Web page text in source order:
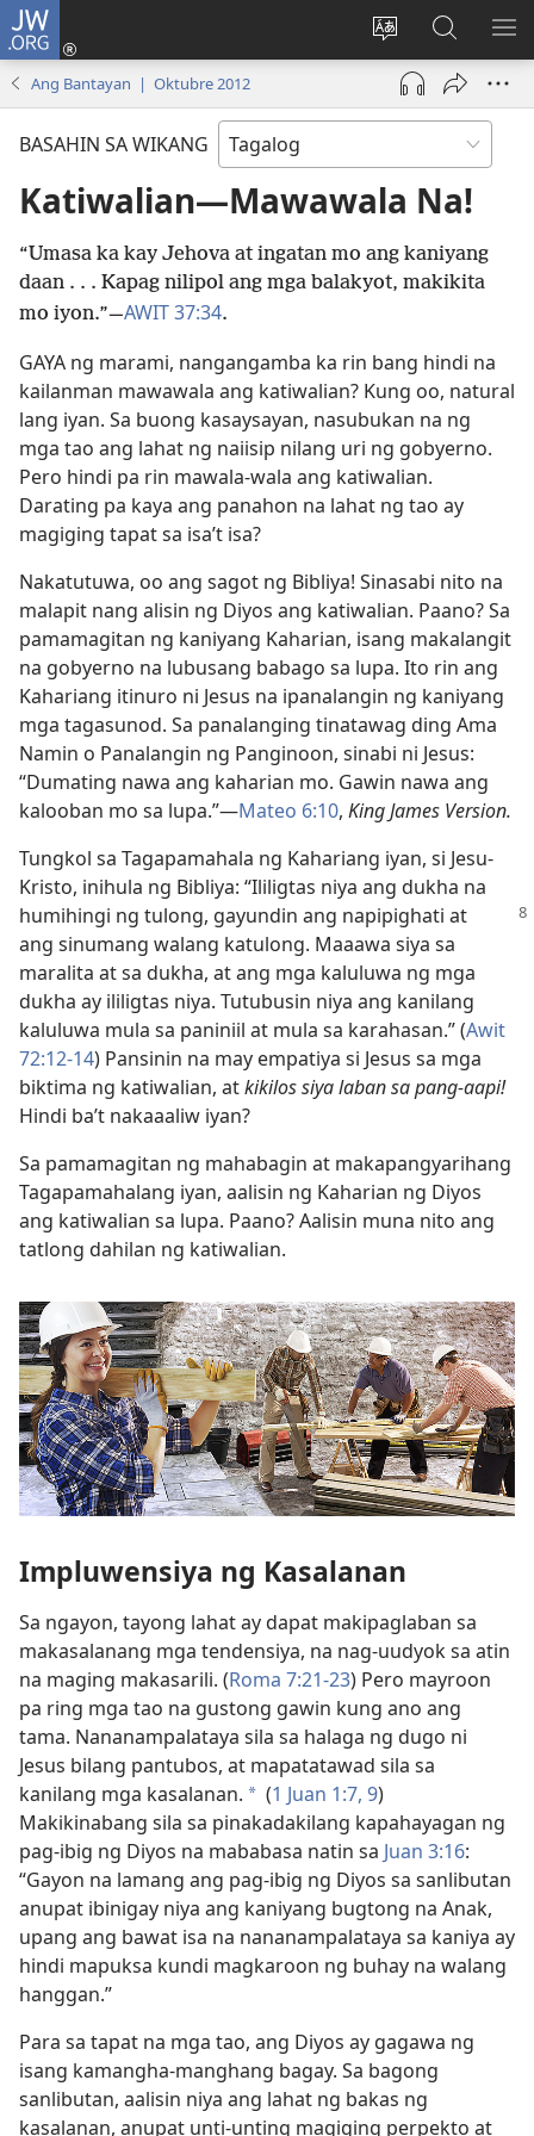
JW.ORG
Baguhin
ang
wika
ng
Mag-
log
bubukas
bagong
window)
sa
JW.ORG
Ang Bantayan | Oktubre 2012
BASAHIN SA WIKANG
Katiwalian—Mawawala Na!
“Umasa ka kay Jehova at ingatan mo ang kaniyang
daan . . . Kapag nilipol ang mga balakyot, makikita
mo iyon.”​—AWIT 37:34.
GAYA ng marami, nangangamba ka rin bang hindi na
kailanman mawawala ang katiwalian? Kung oo, natural
lang iyan. Sa buong kasaysayan, nasubukan na ng
mga tao ang lahat ng naiisip nilang uri ng gobyerno.
Pero hindi pa rin mawala-wala ang katiwalian.
Darating pa kaya ang panahon na lahat ng tao ay
magiging tapat sa isa’t isa?
Nakatutuwa, oo ang sagot ng Bibliya! Sinasabi nito na
malapit nang alisin ng Diyos ang katiwalian. Paano? Sa
pamamagitan ng kaniyang Kaharian, isang makalangit
na gobyerno na lubusang babago sa lupa. Ito rin ang
Kahariang itinuro ni Jesus na ipanalangin ng kaniyang
mga tagasunod. Sa panalanging tinatawag ding Ama
Namin o Panalangin ng Panginoon, sinabi ni Jesus:
“Dumating nawa ang kaharian mo. Gawin nawa ang
kalooban mo sa lupa.”​—Mateo 6:10, KingJames Version.
Tungkol sa Tagapamahala ng Kahariang iyan, si Jesu-
Kristo, inihula ng Bibliya: “Ililigtas niya ang dukha na
humihingi ng tulong, gayundin ang napipighati at
ang sinumang walang katulong. Maaawa siya sa
maralita at sa dukha, at ang mga kaluluwa ng mga
dukha ay ililigtas niya. Tutubusin niya ang kanilang
kaluluwa mula sa paniniil at mula sa karahasan.” (Awit
72:12-14) Pansinin na may empatiya si Jesus sa mga
biktima ng katiwalian, atkikilos siya laban sa pang-aapi!
Hindi ba’t nakaaaliw iyan?
Sa pamamagitan ng mahabagin at makapangyarihang
Tagapamahalang iyan, aalisin ng Kaharian ng Diyos
ang katiwalian sa lupa. Paano? Aalisin muna nito ang
tatlong dahilan ng katiwalian.
Impluwensiya ng Kasalanan
Sa ngayon, tayong lahat ay dapat makipaglaban sa
makasalanang mga tendensiya, na nag-uudyok sa atin
na maging makasarili. (Roma 7:21-23) Pero mayroon
pa ring mga tao na gustong gawin kung ano ang
tama. Nananampalataya sila sa halaga ng dugo ni
Jesus bilang pantubos, at mapatatawad sila sa
kanilang mga kasalanan. * (1 Juan 1:7, 9)
Makikinabang sila sa pinakadakilang kapahayagan ng
pag-ibig ng Diyos na mababasa natin sa Juan 3:16:
“Gayon na lamang ang pag-ibig ng Diyos sa sanlibutan
anupat ibinigay niya ang kaniyang bugtong na Anak,
upang ang bawat isa na nananampalataya sa kaniya ay
hindi mapuksa kundi magkaroon ng buhay na walang
hanggan.”
Para sa tapat na mga tao, ang Diyos ay gagawa ng
isang kamangha-manghang bagay. Sa bagong
sanlibutan, aalisin niya ang lahat ng bakas ng
kasalanan, anupat unti-unting magiging perpekto at